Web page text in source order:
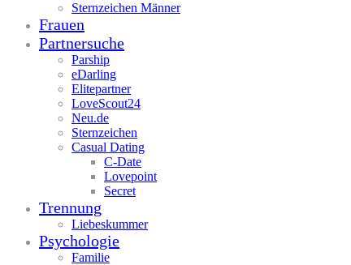
Sternzeichen Männer
Frauen
Partnersuche
Parship
eDarling
Elitepartner
LoveScout24
Neu.de
Sternzeichen
Casual Dating
C-Date
Lovepoint
Secret
Trennung
Liebeskummer
Psychologie
Familie